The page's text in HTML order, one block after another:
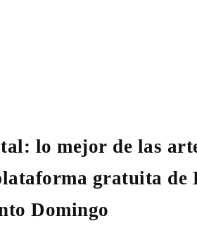
lo mejor de las
gratuita de
Domingo